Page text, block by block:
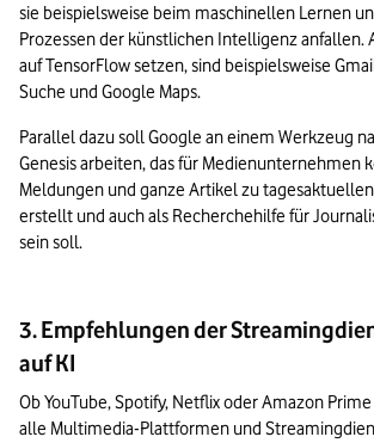
sie beispielsweise beim maschinellen Lernen
Prozessen der künstlichen Intelligenz anfallen.
auf TensorFlow setzen, sind beispielsweise
Suche und Google Maps.
Parallel dazu soll Google an einem Werkzeug
Genesis arbeiten, das für Medienunternehmen
Meldungen und ganze Artikel zu
erstellt und auch als Recherchehilfe für
sein soll.
3. Empfehlungen der
auf KI
Ob YouTube, Spotify, Netflix oder Amazon
alle Multimedia-Plattformen und